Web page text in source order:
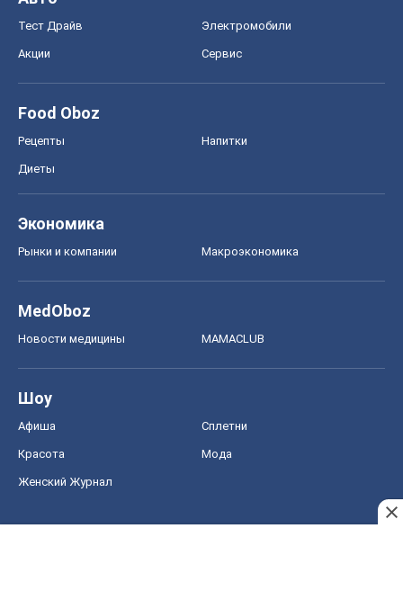
Тест Драйв Электромобили
Акции Сервис
Food Oboz
Рецепты Напитки
Диеты
Экономика
Рынки и компании Mакроэкономика
MedOboz
Новости медицины MAMACLUB
Шоу
Афиша Сплетни
Красота Мода
Женский Журнал